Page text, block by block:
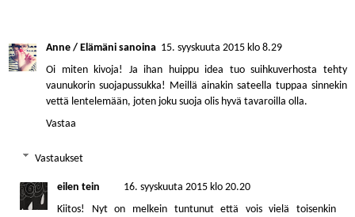
Anne / Elämäni sanoina 15. syyskuuta 2015 klo 8.29
Oi miten kivoja! Ja ihan huippu idea tuo suihkuverhosta tehty
vaunukorin suojapussukka! Meillä ainakin sateella tuppaa sinnekin
vettä lentelemään, joten joku suoja olis hyvä tavaroilla olla.
Vastaa
Vastaukset
eilen tein
16. syyskuuta 2015 klo 20.20
Kiitos! Nyt on melkein tuntunut että vois vielä toisenkin